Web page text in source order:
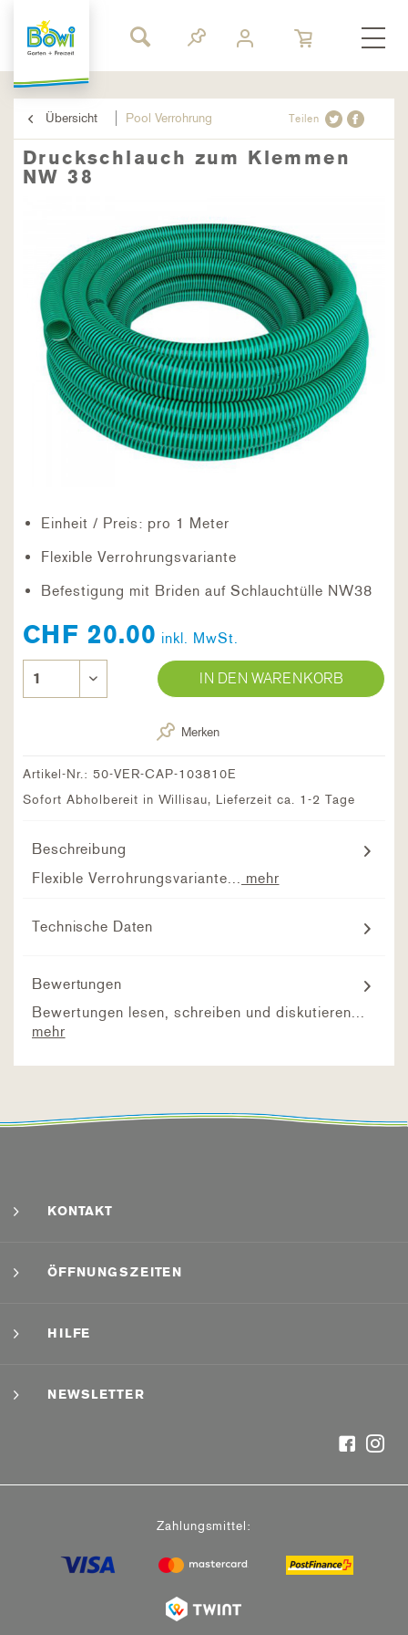
Übersicht Pool Verrohrung Teilen
Druckschlauch zum Klemmen
NW 38
Einheit / Preis: pro 1 Meter
Flexible Verrohrungsvariante
Befestigung mit Briden auf Schlauchtülle NW38
CHF 20.00 inkl. MwSt.
IN DEN WARENKORB
Merken
Artikel-Nr.: 50-VER-CAP-103810E
Sofort Abholbereit in Willisau, Lieferzeit ca. 1-2 Tage
Beschreibung
Flexible Verrohrungsvariante...
mehr
Technische Daten
Bewertungen
Bewertungen lesen, schreiben und diskutieren...
mehr
KONTAKT
ÖFFNUNGSZEITEN
HILFE
NEWSLETTER
Zahlungsmittel: